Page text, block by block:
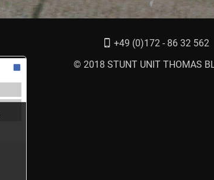
+49 (0)172 - 86 32 562
© 2018 STUNT UNIT THOMAS